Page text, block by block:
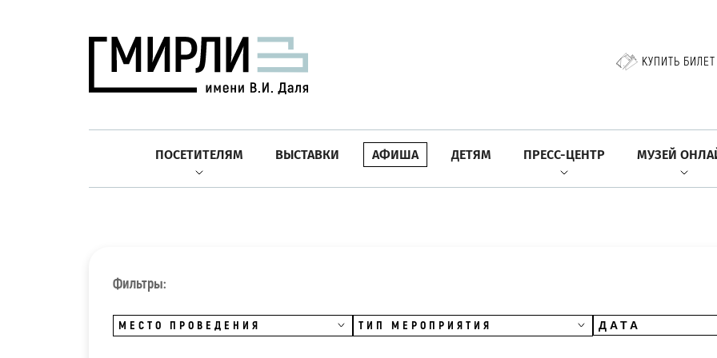
КУПИТЬ БИЛЕТ
ПОСЕТИТЕЛЯМ ВЫСТАВКИ АФИША ДЕТЯМ ПРЕСС-ЦЕНТР МУЗЕЙ
Фильтры:
МЕСТО ПРОВЕДЕНИЯ ТИП МЕРОПРИЯТИЯ